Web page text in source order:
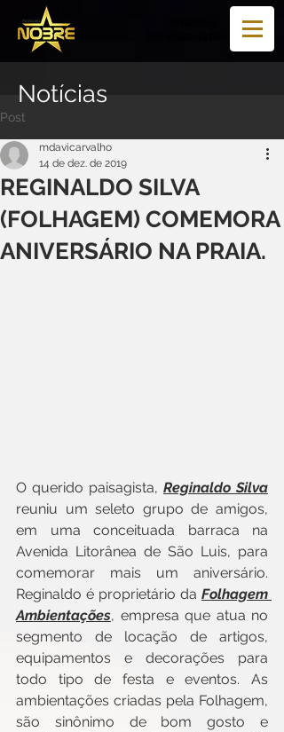
Post
REGINALDO SILVA
(FOLHAGEM) COMEMORA
ANIVERSÁRIO NA PRAIA.
mdavicarvalho
14 de dez. de 2019
O querido paisagista, Reginaldo Silva
reuniu um seleto grupo de amigos,
em uma conceituada barraca na
Avenida Litorânea de São Luis, para
comemorar mais um aniversário.
Reginaldo é proprietário da Folhagem
Ambientações, empresa que atua no
segmento de locação de artigos,
equipamentos e decorações para
todo tipo de festa e eventos. As
ambientações criadas pela Folhagem,
são sinônimo de bom gosto e
Notícias